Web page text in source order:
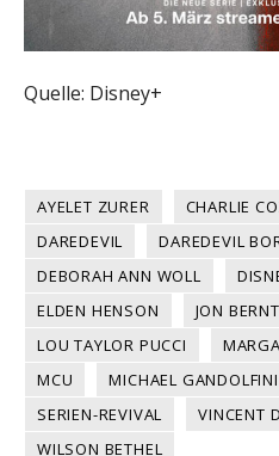
Quelle: Disney+
AYELET ZURER CHARLIE
DAREDEVIL
DAREDEVIL
DEBORAH ANN WOLL
ELDEN HENSON
JON
LOU TAYLOR PUCCI
MCU
MICHAEL GANDOLFINI
SERIEN-REVIVAL
VINCENT
WILSON BETHEL